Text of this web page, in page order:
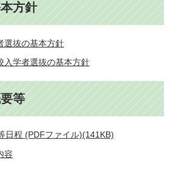
方針
選抜の基本方針
入学者選抜の基本方針
等
日程 (PDFファイル)(141KB)
容